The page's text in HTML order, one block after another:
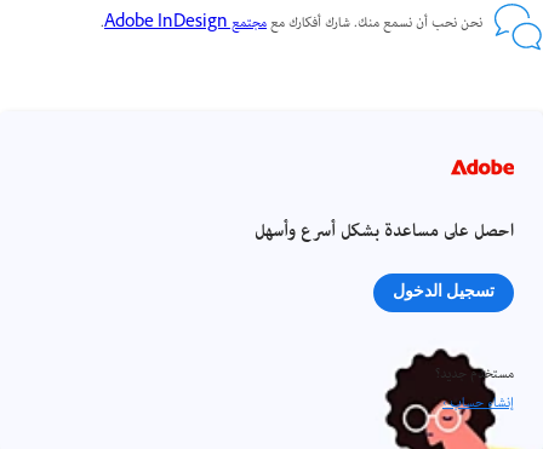
نحن نحب أن نسمع منك. شارك أفكارك معمجتمع Adobe InDesign .
احصل على مساعدة بشكل أسرع وأسهل
تسجيل الدخول
مستخدم جديد؟
إنشاء حساب ›